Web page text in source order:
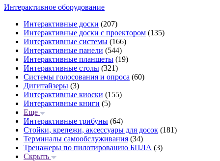
Интерактивное оборудование
Интерактивные доски (207)
Интерактивные доски с проектором (135)
Интерактивные системы (166)
Интерактивные панели (544)
Интерактивные планшеты (19)
Интерактивные столы (321)
Системы голосования и опроса (60)
Дигитайзеры (3)
Интерактивные киоски (155)
Интерактивные книги (5)
Еще
Интерактивные трибуны (64)
Стойки, крепежи, аксессуары для досок (181)
Терминалы самообслуживания (34)
Тренажеры по пилотированию БПЛА (3)
Скрыть